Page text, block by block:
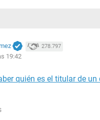
278.797
19:42
quién es el titular de